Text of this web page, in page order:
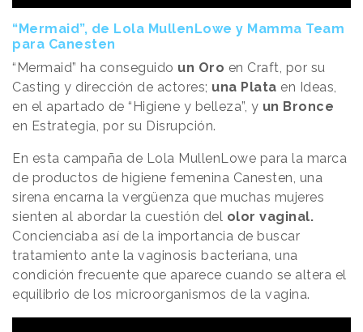
“Mermaid”, de Lola MullenLowe y Mamma Team
para Canesten
“Mermaid” ha conseguido un Oro en Craft, por su
Casting y dirección de actores; una Plata en Ideas,
en el apartado de “Higiene y belleza”, y un Bronce
en Estrategia, por su Disrupción.
En esta campaña de Lola MullenLowe para la marca
de productos de higiene femenina Canesten, una
sirena encarna la vergüenza que muchas mujeres
sienten al abordar la cuestión del olor vaginal.
Concienciaba así de la importancia de buscar
tratamiento ante la vaginosis bacteriana, una
condición frecuente que aparece cuando se altera el
equilibrio de los microorganismos de la vagina.